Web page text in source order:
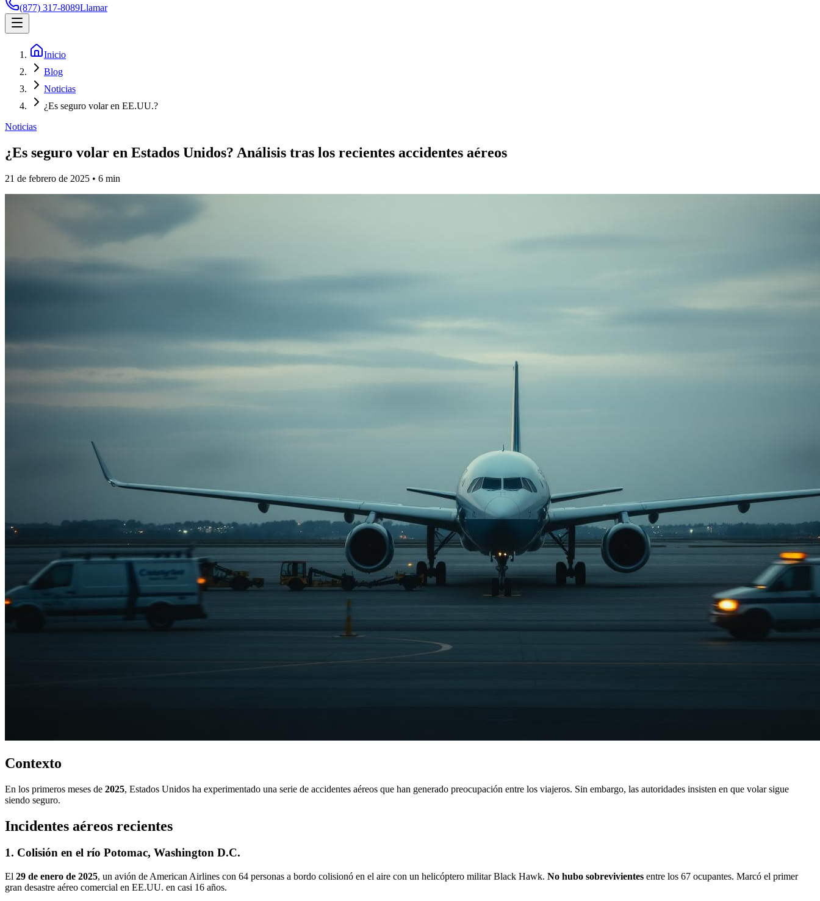
(877) 317-8089Llamar
Inicio
Blog
Noticias
¿Es seguro volar en EE.UU.?
Noticias
¿Es seguro volar en Estados Unidos? Análisis tras los recientes accidentes aéreos
21 de febrero de 2025 • 6 min
Contexto
En los primeros meses de 2025, Estados Unidos ha experimentado una serie de accidentes aéreos que han generado preocupación entre los viajeros. Sin embargo, las autoridades insisten en que volar sigue
siendo seguro.
Incidentes aéreos recientes
1. Colisión en el río Potomac, Washington D.C.
El 29 de enero de 2025, un avión de American Airlines con 64 personas a bordo colisionó en el aire con un helicóptero militar Black Hawk. No hubo sobrevivientes entre los 67 ocupantes. Marcó el primer
gran desastre aéreo comercial en EE.UU. en casi 16 años.